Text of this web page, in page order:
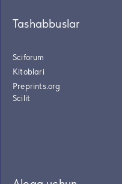
Tashabbuslar
Sciforum
Kitoblari
Preprints.org
Scilit